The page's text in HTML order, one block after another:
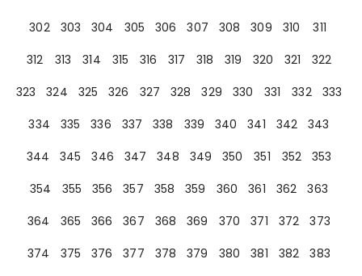
302
303 304 305 306 307 308 309 310
311
312
313 314 315 316 317 318 319 320 321
322
323
324 325 326 327 328 329 330 331 332
333
334
335 336 337 338 339 340 341 342
343
344
345 346 347 348 349 350 351 352
353
354
355 356 357 358 359 360 361 362
363
364
365 366 367 368 369 370 371 372
373
374
375 376 377 378 379 380 381 382
383